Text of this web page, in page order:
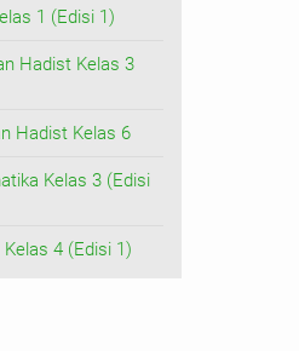
1 (Edisi 1)
Hadist Kelas 3
Hadist Kelas 6
Kelas 3 (Edisi
4 (Edisi 1)